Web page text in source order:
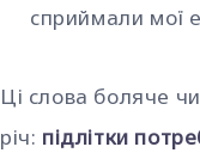
сприймали мої
Ці слова боляче
річ: підлітки